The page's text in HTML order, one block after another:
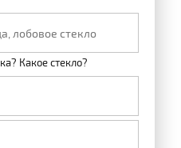
Какое стекло?